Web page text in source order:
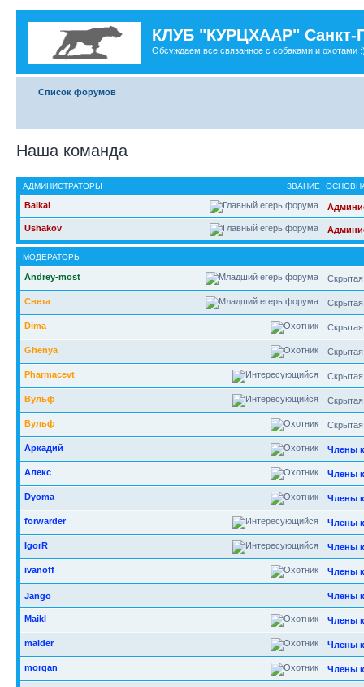
КЛУБ "КУРЦХААР" Санкт-
Обсуждаем все связанное с собаками и охотами
Список форумов
Наша команда
ЗВАНИЕ
АДМИНИСТРАТОРЫ
Baikal
Ushakov
МОДЕРАТОРЫ
Andrey-most Скрытая
Света Скрытая
Dima Скрытая
Ghenya Скрытая
Pharmacevt Скрытая
Вульф Скрытая
Вульф Скрытая
Аркадий Члены
Алекс Члены
Dyoma Члены
forwarder Члены
IgorR Члены
ivanoff Члены
Jango Члены
Maikl Члены
malder Члены
morgan Члены